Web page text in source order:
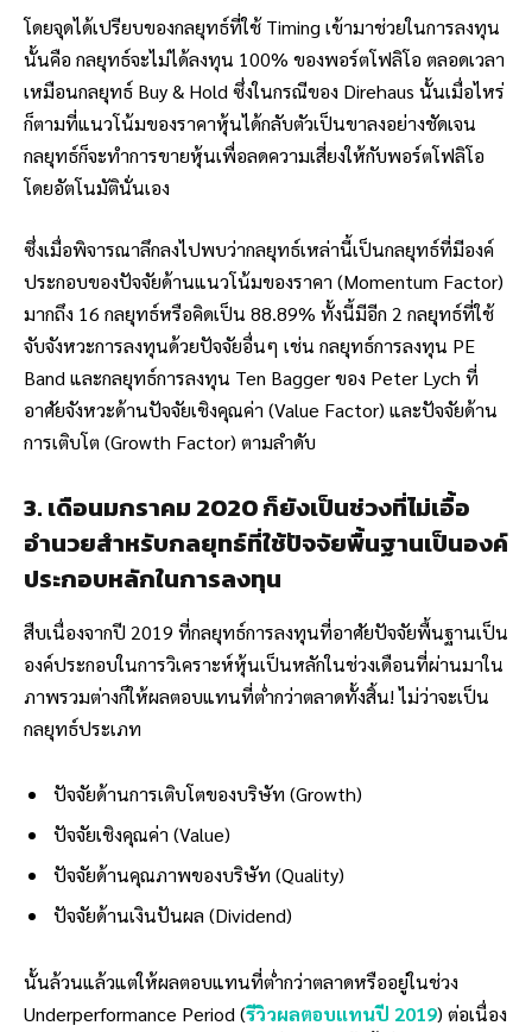
โดยจุดได้เปรียบของกลยุทธ์ที่ใช้ Timing เข้ามาช่วยในการลงทุน
นั้นคือ กลยุทธ์จะไม่ได้ลงทุน 100% ของพอร์ตโฟลิโอ ตลอดเวลา
เหมือนกลยุทธ์ Buy & Hold ซึ่งในกรณีของ Direhaus นั้นเมื่อไหร่
ก็ตามที่แนวโน้มของราคาหุ้นได้กลับตัวเป็นขาลงอย่างชัดเจน
กลยุทธ์ก็จะทำการขายหุ้นเพื่อลดความเสี่ยงให้กับพอร์ตโฟลิโอ
โดยอัตโนมัตินั่นเอง
ซึ่งเมื่อพิจารณาลึกลงไปพบว่ากลยุทธ์เหล่านี้เป็นกลยุทธ์ที่มีองค์
ประกอบของปัจจัยด้านแนวโน้มของราคา (Momentum Factor)
มากถึง 16 กลยุทธ์หรือคิดเป็น 88.89% ทั้งนี้มีอีก 2 กลยุทธ์ที่ใช้
จับจังหวะการลงทุนด้วยปัจจัยอื่นๆ เช่น กลยุทธ์การลงทุน PE
Band และกลยุทธ์การลงทุน Ten Bagger ของ Peter Lych ที่
อาศัยจังหวะด้านปัจจัยเชิงคุณค่า (Value Factor) และปัจจัยด้าน
การเติบโต (Growth Factor) ตามลำดับ
3. เดือนมกราคม 2020 ก็ยังเป็นช่วงที่ไม่เอื้อ
อำนวยสำหรับกลยุทธ์ที่ใช้ปัจจัยพื้นฐานเป็นองค์
ประกอบหลักในการลงทุน
สืบเนื่องจากปี 2019 ที่กลยุทธ์การลงทุนที่อาศัยปัจจัยพื้นฐานเป็น
องค์ประกอบในการวิเคราะห์หุ้นเป็นหลักในช่วงเดือนที่ผ่านมาใน
ภาพรวมต่างก็ให้ผลตอบแทนที่ต่ำกว่าตลาดทั้งสิ้น! ไม่ว่าจะเป็น
กลยุทธ์ประเภท
ปัจจัยด้านการเติบโตของบริษัท (Growth)
ปัจจัยเชิงคุณค่า (Value)
ปัจจัยด้านคุณภาพของบริษัท (Quality)
ปัจจัยด้านเงินปันผล (Dividend)
นั้นล้วนแล้วแต่ให้ผลตอบแทนที่ต่ำกว่าตลาดหรืออยู่ในช่วง
Underperformance Period (รีวิวผลตอบแทนปี 2019) ต่อเนื่อง